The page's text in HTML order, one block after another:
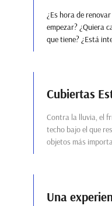
¿Es hora de
empezar? ¿Quiera
que tiene? ¿Está
Cubiertas
Contra la lluvia, el
techo bajo el que
objetos más
Una